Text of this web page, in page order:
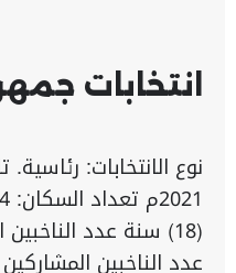
انتخابات
عدد الناخبين